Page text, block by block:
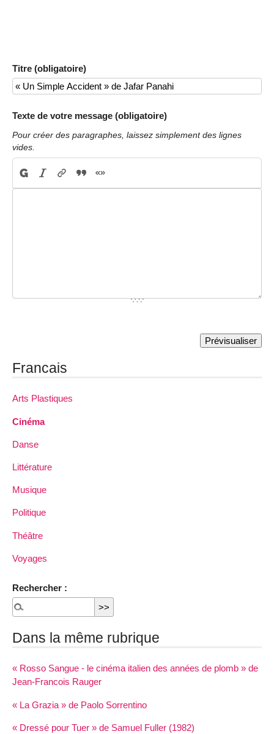
Titre (obligatoire)
Texte de votre message (obligatoire)
Pour créer des paragraphes, laissez simplement des lignes
vides.
Francais
Arts Plastiques
Cinéma
Danse
Littérature
Musique
Politique
Théâtre
Voyages
Rechercher :
Dans la même rubrique
« Rosso Sangue - le cinéma italien des années de plomb » de
Jean-Francois Rauger
« La Grazia » de Paolo Sorrentino
« Dressé pour Tuer » de Samuel Fuller (1982)